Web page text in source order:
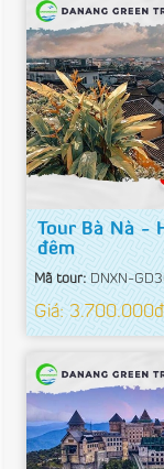
Tour Bà Nà -
đêm
Mã tour:DNXN-
Giá: 3.700.000đ